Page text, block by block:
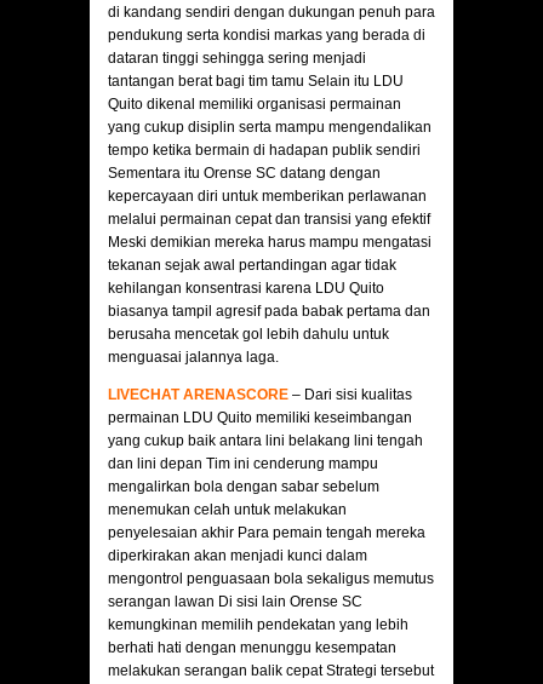
di kandang sendiri dengan dukungan penuh para
pendukung serta kondisi markas yang berada di
dataran tinggi sehingga sering menjadi
tantangan berat bagi tim tamu Selain itu LDU
Quito dikenal memiliki organisasi permainan
yang cukup disiplin serta mampu mengendalikan
tempo ketika bermain di hadapan publik sendiri
Sementara itu Orense SC datang dengan
kepercayaan diri untuk memberikan perlawanan
melalui permainan cepat dan transisi yang efektif
Meski demikian mereka harus mampu mengatasi
tekanan sejak awal pertandingan agar tidak
kehilangan konsentrasi karena LDU Quito
biasanya tampil agresif pada babak pertama dan
berusaha mencetak gol lebih dahulu untuk
menguasai jalannya laga.
LIVECHAT ARENASCORE – Dari sisi kualitas
permainan LDU Quito memiliki keseimbangan
yang cukup baik antara lini belakang lini tengah
dan lini depan Tim ini cenderung mampu
mengalirkan bola dengan sabar sebelum
menemukan celah untuk melakukan
penyelesaian akhir Para pemain tengah mereka
diperkirakan akan menjadi kunci dalam
mengontrol penguasaan bola sekaligus memutus
serangan lawan Di sisi lain Orense SC
kemungkinan memilih pendekatan yang lebih
berhati hati dengan menunggu kesempatan
melakukan serangan balik cepat Strategi tersebut